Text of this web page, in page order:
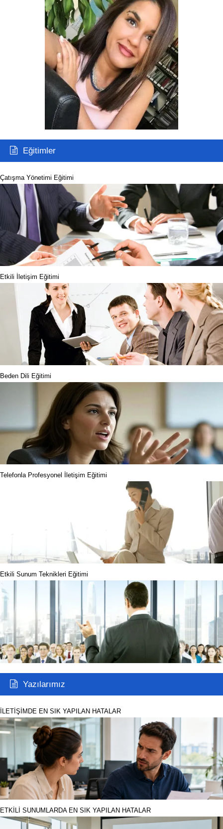
Eğitimler
Çatışma Yönetimi Eğitimi
Etkili İletişim Eğitimi
Beden Dili Eğitimi
Telefonla Profesyonel İletişim Eğitimi
Etkili Sunum Teknikleri Eğitimi
Yazılarımız
İLETİŞİMDE EN SIK YAPILAN HATALAR
ETKİLİ SUNUMLARDA EN SIK YAPILAN HATALAR